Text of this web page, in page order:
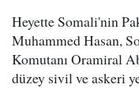
Heyette Somali'nin
Muhammed Hasan,
Komutanı Oramiral
düzey sivil ve askeri